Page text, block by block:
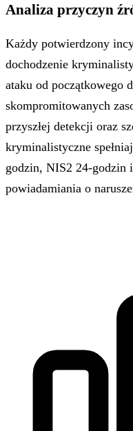
Analiza przyczyn
Każdy potwierdzony
dochodzenie
ataku od początkowego
skompromitowanych
przyszłej detekcji oraz
kryminalistyczne
godzin, NIS2 24-godzin
powiadamiania o